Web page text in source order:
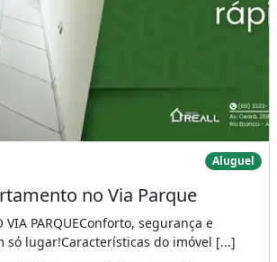
Apartamento no Via Parque Aluguel
no Via Parque
VIA PARQUEConforto, segurança e
só lugar!Características do imóvel [...]